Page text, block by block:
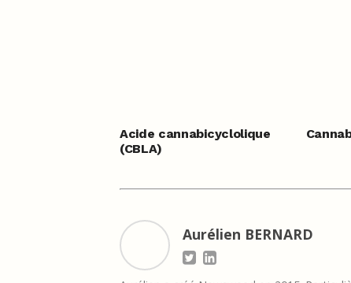
Acide cannabicyclolique
(CBLA)
Aurélien BERNARD